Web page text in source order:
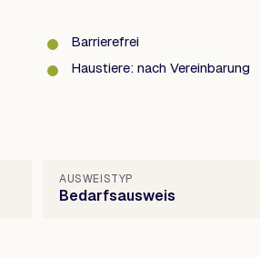
Barrierefrei
Haustiere: nach Vereinbarung
AUSWEISTYP
Bedarfsausweis